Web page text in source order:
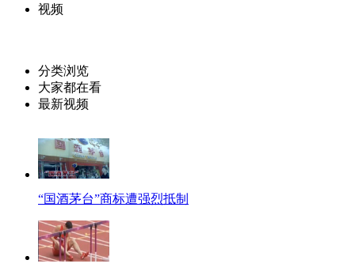
视频
分类浏览
大家都在看
最新视频
“国酒茅台”商标遭强烈抵制